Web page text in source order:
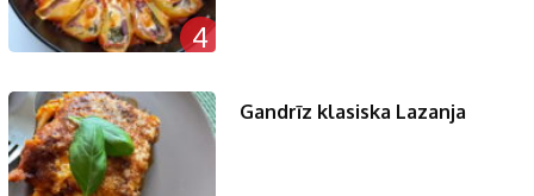
4
Gandrīz klasiska Lazanja